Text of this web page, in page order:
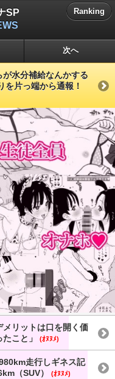
SP
Ranking
次へ
が水分補給なんかする
を片っ端から通報！
リットは口を開く価
こと」
(ｵﾇﾇﾒ)
走行しギネス記
（SUV）
(ｵﾇﾇﾒ)